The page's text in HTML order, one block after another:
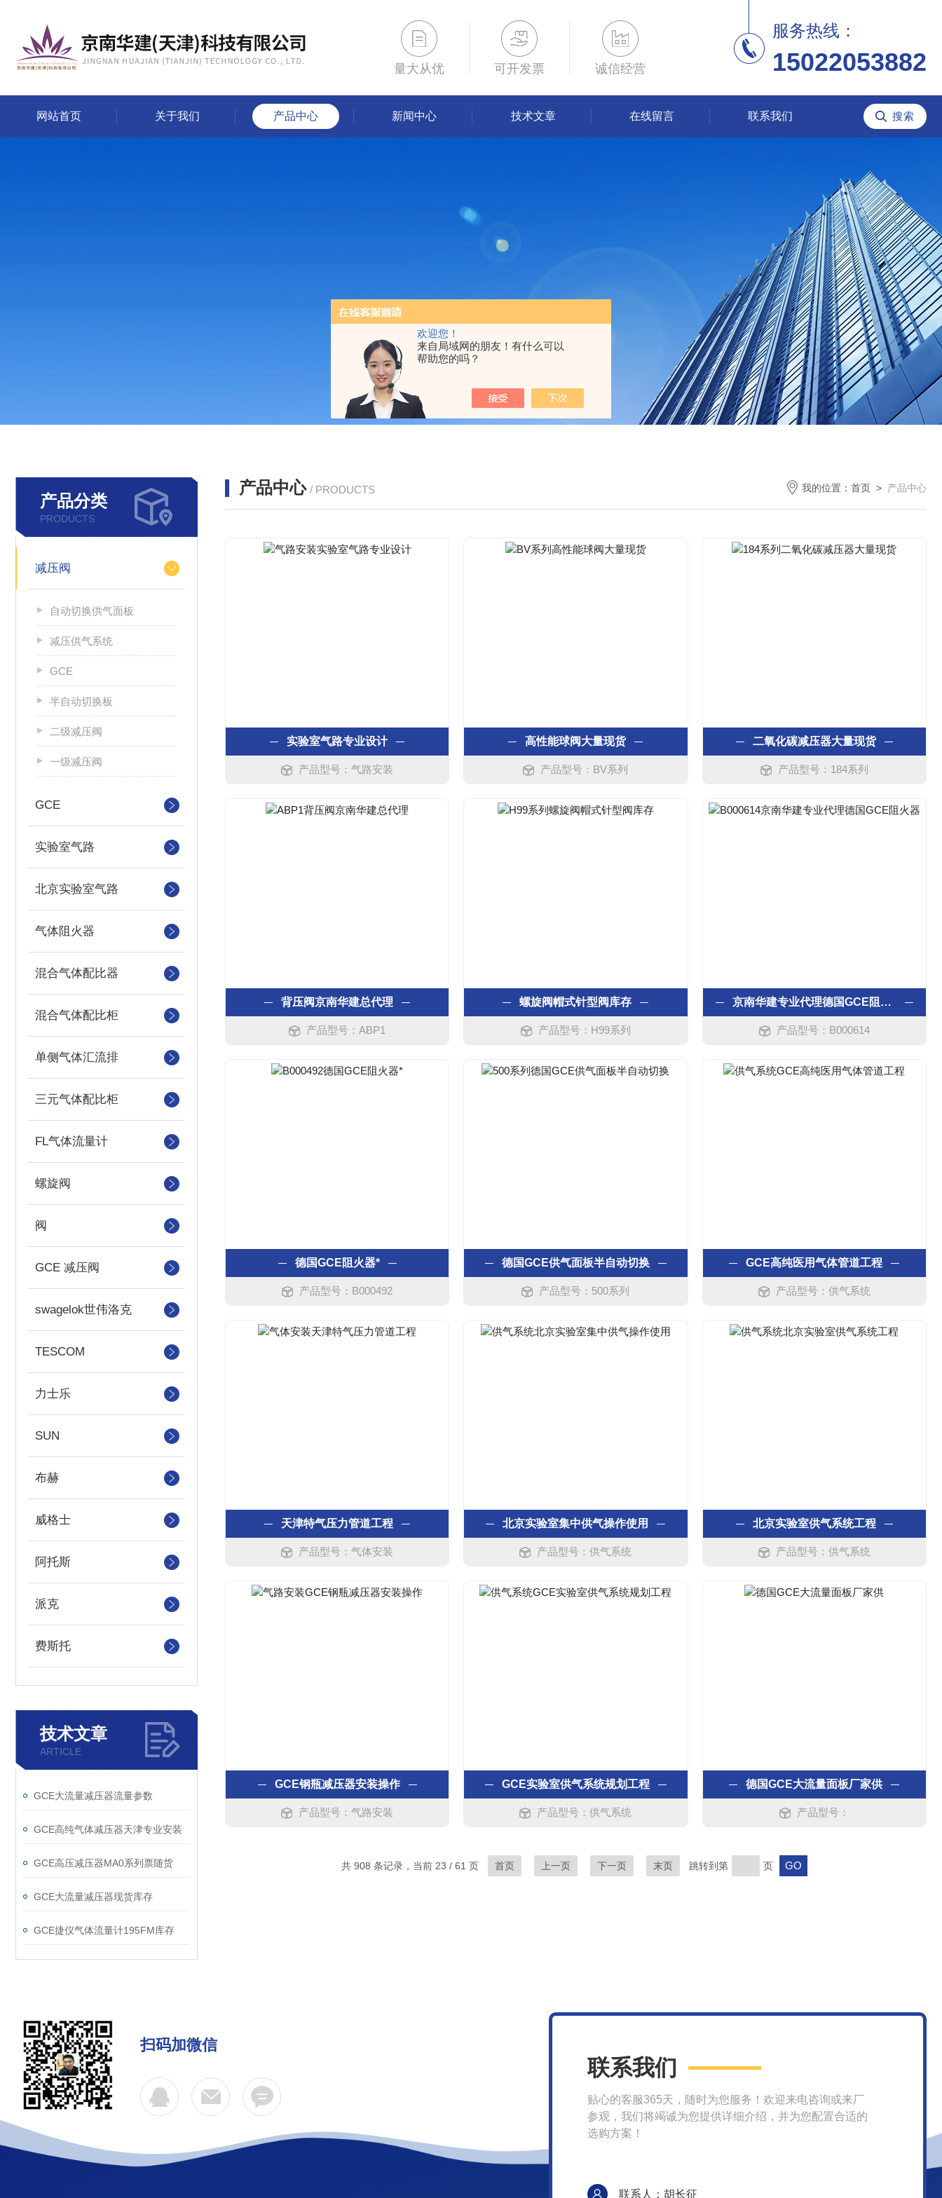
欢迎您！
来自局域网的朋友！有什么可以
帮助您的吗？
量大从优 可开发票 诚信经营
服务热线：
15022053882
网站首页 关于我们 产品中心 新闻中心 技术文章 在线留言 联系我们
产品分类
PRODUCTS
减压阀
自动切换供气面板
减压供气系统
GCE
半自动切换板
二级减压阀
一级减压阀
GCE
实验室气路
北京实验室气路
气体阻火器
混合气体配比器
混合气体配比柜
单侧气体汇流排
三元气体配比柜
FL气体流量计
螺旋阀
阀
GCE 减压阀
swagelok世伟洛克
TESCOM
力士乐
SUN
布赫
威格士
阿托斯
派克
费斯托
技术文章
ARTICLE
GCE大流量减压器流量参数
GCE高纯气体减压器天津专业安装
GCE高压减压器MA0系列票随货
GCE大流量减压器现货库存
GCE捷仪气体流量计195FM库存
产品中心 / PRODUCTS 我的位置： 首页 > 产品中心
实验室气路专业设计
产品型号：气路安装
高性能球阀大量现货
产品型号：BV系列
二氧化碳减压器大量现货
产品型号：184系列
背压阀京南华建总代理
产品型号：ABP1
螺旋阀帽式针型阀库存
产品型号：H99系列
京南华建专业代理德国GCE阻火器
产品型号：B000614
德国GCE阻火器*
产品型号：B000492
德国GCE供气面板半自动切换
产品型号：500系列
GCE高纯医用气体管道工程
产品型号：供气系统
天津特气压力管道工程
产品型号：气体安装
北京实验室集中供气操作使用
产品型号：供气系统
北京实验室供气系统工程
产品型号：供气系统
GCE钢瓶减压器安装操作
产品型号：气路安装
GCE实验室供气系统规划工程
产品型号：供气系统
德国GCE大流量面板厂家供
产品型号：
共 908 条记录，当前 23 / 61 页 首页 上一页 下一页 末页 跳转到第 页
扫码加微信
联系我们
贴心的客服365天，随时为您服务！欢迎来电咨询或来厂
参观，我们将竭诚为您提供详细介绍，并为您配置合适的
选购方案！
联系人：胡长征